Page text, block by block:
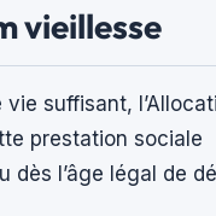
vieillesse
suffisant,
prestation sociale
dès l’âge légal de